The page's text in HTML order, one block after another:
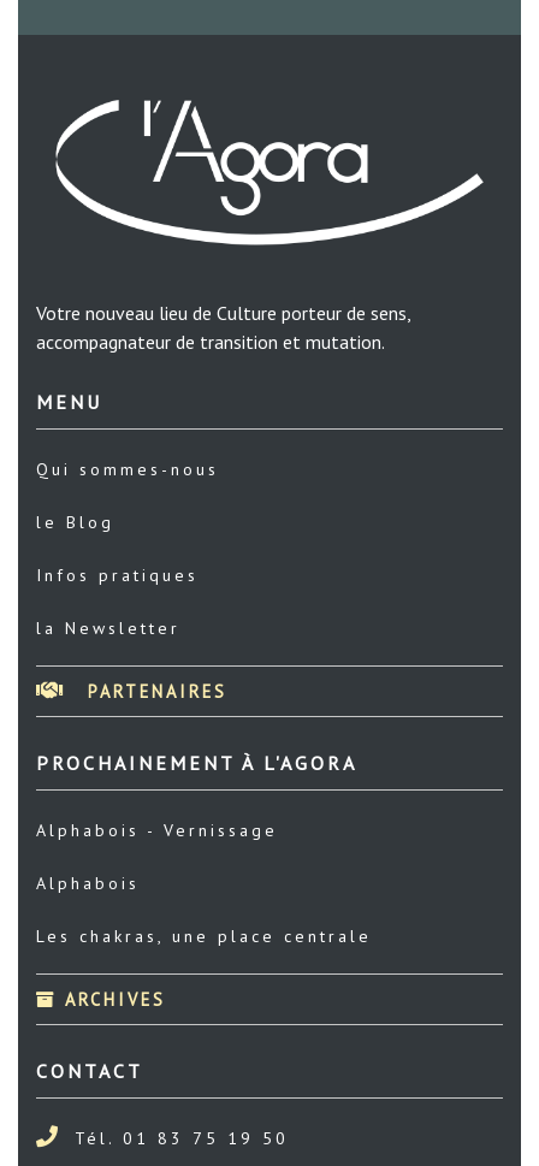
Votre nouveau lieu de Culture porteur de sens,
accompagnateur de transition et mutation.
MENU
Qui sommes-nous
le Blog
Infos pratiques
la Newsletter
PARTENAIRES
PROCHAINEMENT À L'AGORA
Alphabois - Vernissage
Alphabois
Les chakras, une place centrale
ARCHIVES
CONTACT
Tél. 01 83 75 19 50